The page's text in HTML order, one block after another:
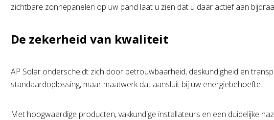
zichtbare zonnepanelen op uw pand laat u zien dat u daar actief aan
De zekerheid van kwaliteit
AP Solar onderscheidt zich door betrouwbaarheid, deskundigheid en
standaardoplossing, maar maatwerk dat aansluit bij uw energiebehoefte.
Met hoogwaardige producten, vakkundige installateurs en een duidelijke